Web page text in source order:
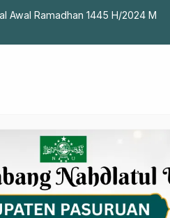
Awal Ramadhan 1445 H/2024 M